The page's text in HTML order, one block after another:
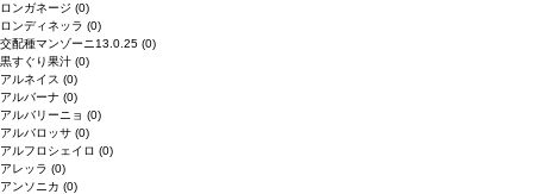
ロンガネージ (0)
ロンディネッラ (0)
交配種マンゾーニ13.0.25 (0)
黒すぐり果汁 (0)
アルネイス (0)
アルバーナ (0)
アルバリーニョ (0)
アルバロッサ (0)
アルフロシェイロ (0)
アレッラ (0)
アンソニカ (0)